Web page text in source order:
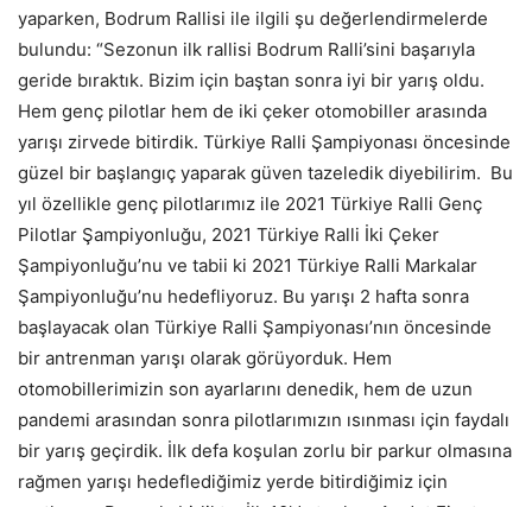
yaparken, Bodrum Rallisi ile ilgili şu değerlendirmelerde
bulundu: “Sezonun ilk rallisi Bodrum Ralli’sini başarıyla
geride bıraktık. Bizim için baştan sonra iyi bir yarış oldu.
Hem genç pilotlar hem de iki çeker otomobiller arasında
yarışı zirvede bitirdik. Türkiye Ralli Şampiyonası öncesinde
güzel bir başlangıç yaparak güven tazeledik diyebilirim. Bu
yıl özellikle genç pilotlarımız ile 2021 Türkiye Ralli Genç
Pilotlar Şampiyonluğu, 2021 Türkiye Ralli İki Çeker
Şampiyonluğu’nu ve tabii ki 2021 Türkiye Ralli Markalar
Şampiyonluğu’nu hedefliyoruz. Bu yarışı 2 hafta sonra
başlayacak olan Türkiye Ralli Şampiyonası’nın öncesinde
bir antrenman yarışı olarak görüyorduk. Hem
otomobillerimizin son ayarlarını denedik, hem de uzun
pandemi arasından sonra pilotlarımızın ısınması için faydalı
bir yarış geçirdik. İlk defa koşulan zorlu bir parkur olmasına
rağmen yarışı hedeflediğimiz yerde bitirdiğimiz için